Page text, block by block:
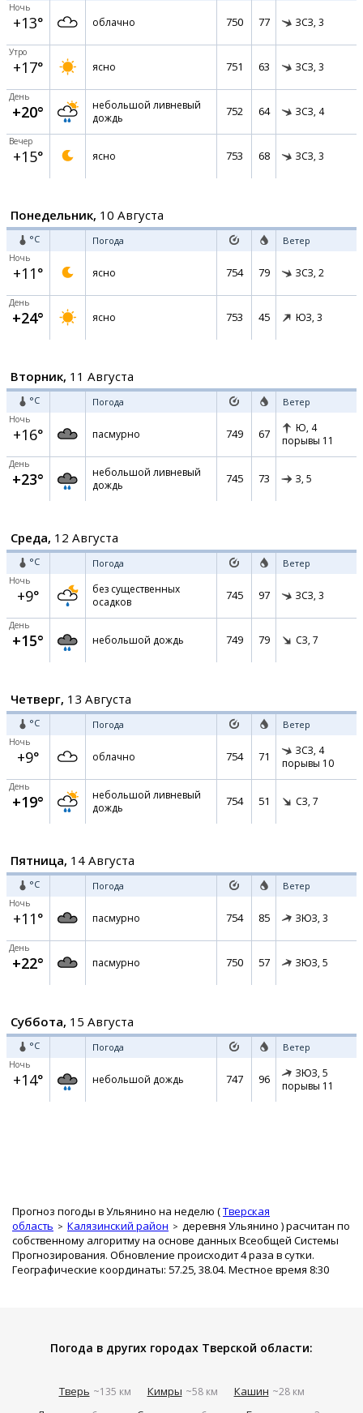
Ночь
+13° облачно 750 77 ЗСЗ, 3
Утро
+17° ясно 751 63 ЗСЗ, 3
День
+20°
небольшой ливневый
дождь
752 64 ЗСЗ, 4
Вечер
+15° ясно 753 68 ЗСЗ, 3
Понедельник, 10 Августа
°C Погода Ветер
Ночь
+11° ясно 754 79 ЗСЗ, 2
День
+24° ясно 753 45 ЮЗ, 3
Вторник, 11 Августа
°C Погода Ветер
Ночь
+16° пасмурно 749 67 Ю, 4
порывы 11
День
+23°
небольшой ливневый
дождь
745 73 З, 5
Среда, 12 Августа
°C Погода Ветер
Ночь
+9°
без существенных
осадков
745 97 ЗСЗ, 3
День
+15° небольшой дождь 749 79 СЗ, 7
Четверг, 13 Августа
°C Погода Ветер
Ночь
+9° облачно 754 71 ЗСЗ, 4
порывы 10
День
+19°
небольшой ливневый
дождь
754 51 СЗ, 7
Пятница, 14 Августа
°C Погода Ветер
Ночь
+11° пасмурно 754 85 ЗЮЗ, 3
День
+22° пасмурно 750 57 ЗЮЗ, 5
Суббота, 15 Августа
°C Погода Ветер
Ночь
+14° небольшой дождь 747 96 ЗЮЗ, 5
порывы 11
Прогноз погоды в Ульянино на неделю (Тверская
область
Калязинский район деревня Ульянино ) расчитан по
собственному алгоритму на основе данных Всеобщей Системы
Прогнозирования. Обновление происходит 4 раза в сутки.
Географические координаты: 57.25, 38.04. Местное время 8:30
Погода в других городах Тверской области:
Тверь ~135 км Кимры ~58 км Кашин ~28 км